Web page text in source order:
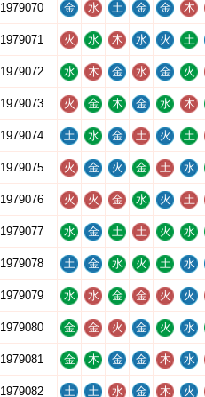
1979070 金 水 土 金 金 木
1979071 火 水 木 水 火 土
1979072 水 木 金 水 金 火
1979073 火 金 木 金 水 木
1979074 土 水 金 土 火 土
1979075 火 金 火 金 土 水
1979076 火 火 金 水 火 土
1979077 水 金 土 土 火 水
1979078 土 金 水 火 土 水
1979079 水 水 金 金 火 火
1979080 金 金 火 金 火 水
1979081 金 木 金 金 木 水
1979082 土 土 水 金 木 火